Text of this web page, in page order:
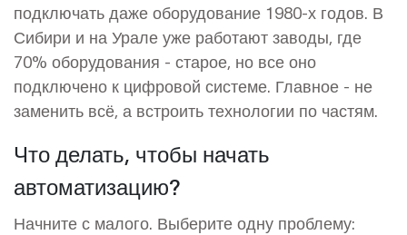
подключать даже оборудование 1980-х годов. В
Сибири и на Урале уже работают заводы, где
70% оборудования - старое, но все оно
подключено к цифровой системе. Главное - не
заменить всё, а встроить технологии по частям.
Что делать, чтобы начать
автоматизацию?
Начните с малого. Выберите одну проблему: